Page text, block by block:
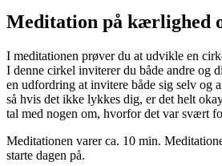
Meditation på kærlighed
I meditationen prøver du at udvikle en
I denne cirkel inviterer du både andre og
en udfordring at invitere både sig selv og
så hvis det ikke lykkes dig, er det helt
tal med nogen om, hvorfor det var svært
Meditationen varer ca. 10 min.
starte dagen på.